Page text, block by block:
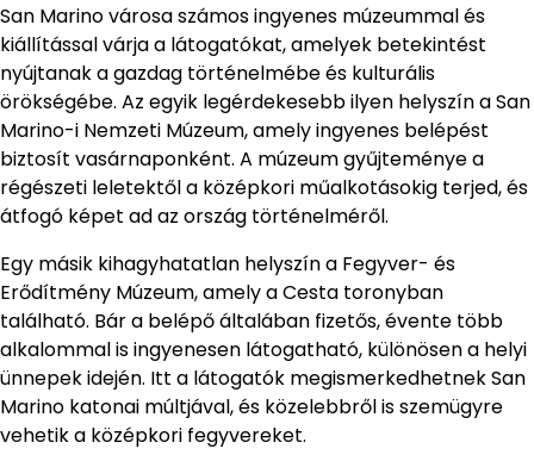
San Marino városa számos ingyenes múzeummal és
kiállítással várja a látogatókat, amelyek betekintést
nyújtanak a gazdag történelmébe és kulturális
örökségébe. Az egyik legérdekesebb ilyen helyszín a San
Marino-i Nemzeti Múzeum, amely ingyenes belépést
biztosít vasárnaponként. A múzeum gyűjteménye a
régészeti leletektől a középkori műalkotásokig terjed, és
átfogó képet ad az ország történelméről.
Egy másik kihagyhatatlan helyszín a Fegyver- és
Erődítmény Múzeum, amely a Cesta toronyban
található. Bár a belépő általában fizetős, évente több
alkalommal is ingyenesen látogatható, különösen a helyi
ünnepek idején. Itt a látogatók megismerkedhetnek San
Marino katonai múltjával, és közelebbről is szemügyre
vehetik a középkori fegyvereket.